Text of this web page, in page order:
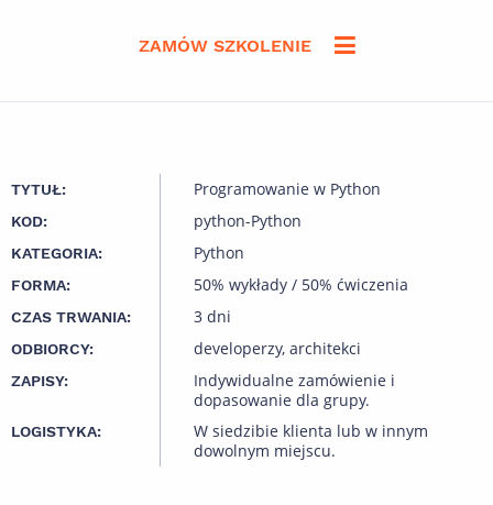
ZAMÓW SZKOLENIE
TYTUŁ: Programowanie w Python
KOD: python-Python
KATEGORIA: Python
FORMA: 50% wykłady / 50% ćwiczenia
CZAS TRWANIA: 3 dni
ODBIORCY: developerzy, architekci
ZAPISY:
Indywidualne zamówienie i
dopasowanie dla grupy.
LOGISTYKA:
W siedzibie klienta lub w innym
dowolnym miejscu.